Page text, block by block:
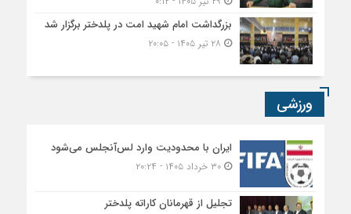
بزرگداشت امام شهید امت در پلدختر برگزار شد
ورزشی
ایران با محدودیت وارد لس‌آنجلس می‌شود
۳۰ خرداد ۱۴۰۵ - ۲۰:۲۴
تجلیل از قهرمانان کاراته پلدختر